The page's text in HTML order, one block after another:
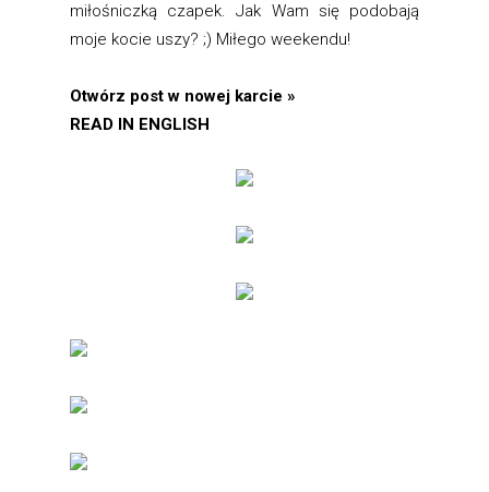
miłośniczką czapek. Jak Wam się podobają
moje kocie uszy? ;) Miłego weekendu!
Otwórz post w nowej karcie »
READ IN ENGLISH